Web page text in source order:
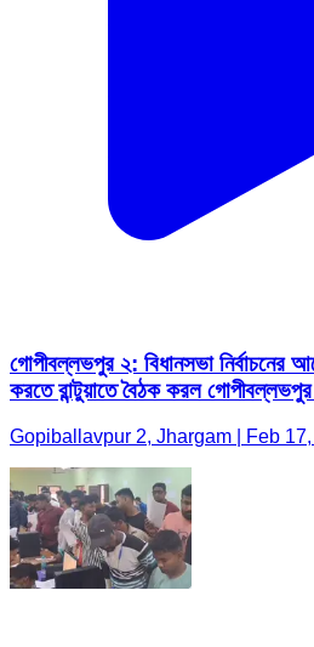
গোপীবল্লভপুর ২: বিধানসভা নির্বাচনের
করতে রান্টুয়াতে বৈঠক করল
Gopiballavpur 2, Jhargam | Feb